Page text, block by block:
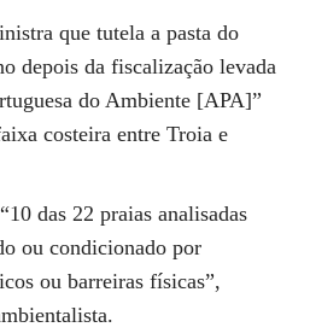
que tutela a pasta do
depois da fiscalização levada
do Ambiente [APA]”
costeira entre Troia e
das 22 praias analisadas
ou condicionado por
ou barreiras físicas”,